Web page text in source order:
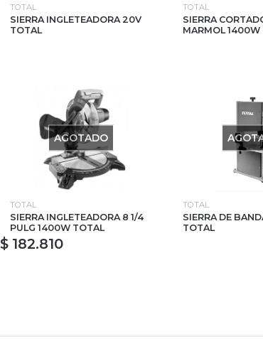
TOTAL
SIERRA INGLETEADORA 20V
TOTAL
TOTAL
SIERRA
MARMOL 1400W
AGOTADO
TOTAL
SIERRA INGLETEADORA 8 1/4
PULG 1400W TOTAL
$ 182.810
TOTAL
SIERRA DE
TOTAL